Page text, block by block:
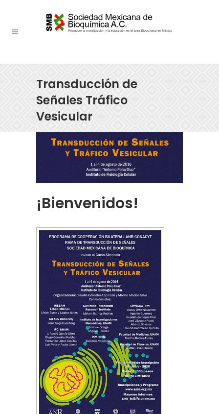
Transducción de
Señales Tráfico
Vesicular
¡Bienvenidos!